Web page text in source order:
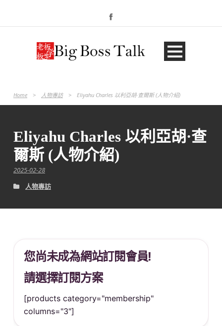
Home > 人物專訪 > Eliyahu Charles 以利亞胡·查爾斯 (人物介紹)
Eliyahu Charles 以利亞胡·查
爾斯 (人物介紹)
2025-02-28
人物專訪
您尚未成為網站訂閱會員!
請選擇訂閱方案
[products category="membership"
columns="3"]